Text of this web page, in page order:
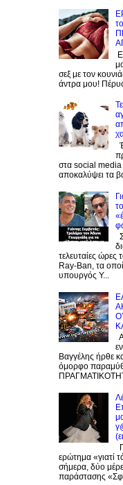
σεξ με τον
άντρα μου!
στα social media
αποκαλύψει τα
τελευταίες ώρες
Ray-Ban, τα
υπουργός Υ...
Βαγγέλης ήρθε
όμορφο
ερώτημα «γιατί
σήμερα, δύο
παράστασης